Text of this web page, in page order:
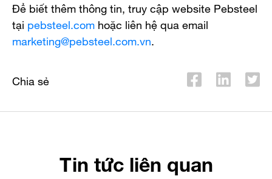
Để biết thêm thông tin, truy cập website Pebsteel
tại pebsteel.comhoặc liên hệ qua email
marketing@pebsteel.com.vn.
Chia sẻ
Tin tức liên quan